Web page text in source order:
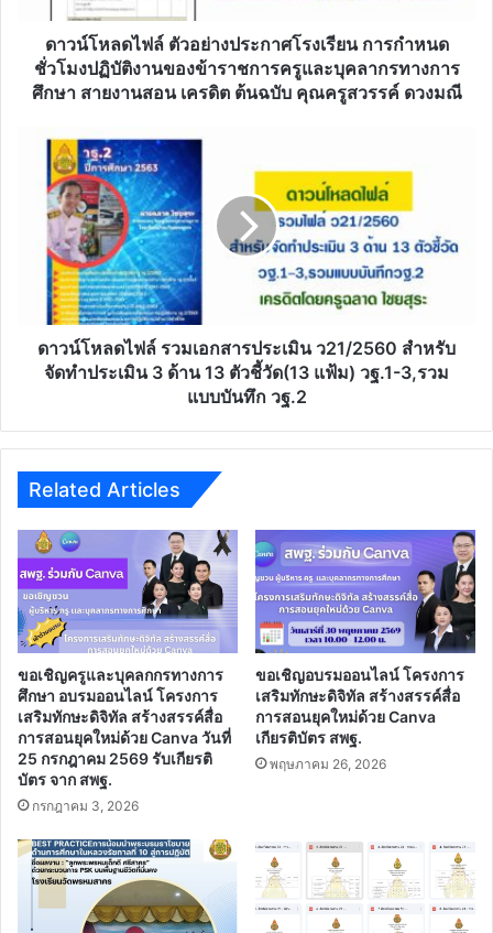
ปฏิบัติ
ของ
ข้าราชการ
บุคลากร
ทางการ
ศึกษา
เครดิต
ต้นฉบับ
คุณครู
สวรรค์
ดาวน์โหลดไฟล์ ตัวอย่างประกาศโรงเรียน การกำหนด
ชั่วโมงปฏิบัติงานของข้าราชการครูและบุคลากรทางการ
ศึกษา สายงานสอน เครดิต ต้นฉบับ คุณครูสวรรค์ ดวงมณี
ดาวน์โหลด
เอกสาร
ประเมิน
ว21/2560
สำหรับ
ประเมิน​
13​
วัด(13​
แฟ้ม)​
วฐ.1-
3,รวม
แบบ
บันทึก
วฐ.2
ดาวน์โหลดไฟล์ รวมเอกสารประเมิน ว21/2560 สำหรับ
จัดทำประเมิน​ ​3 ด้าน​ 13​ ตัวชี้วัด(13​ แฟ้ม)​ วฐ.1-3,รวม
แบบบันทึก วฐ.2
Related Articles
ขอเชิญครูและบุคลกกรทางการ
ศึกษา อบรมออนไลน์ โครงการ
เสริมทักษะดิจิทัล สร้างสรรค์สื่อ
การสอนยุคใหม่ด้วย Canva วันที่
25 กรกฎาคม 2569 รับเกียรติ
บัตร จาก สพฐ.
กรกฎาคม 3, 2026
ขอเชิญอบรมออนไลน์ โครงการ
เสริมทักษะดิจิทัล สร้างสรรค์สื่อ
การสอนยุคใหม่ด้วย Canva
เกียรติบัตร สพฐ.
พฤษภาคม 26, 2026